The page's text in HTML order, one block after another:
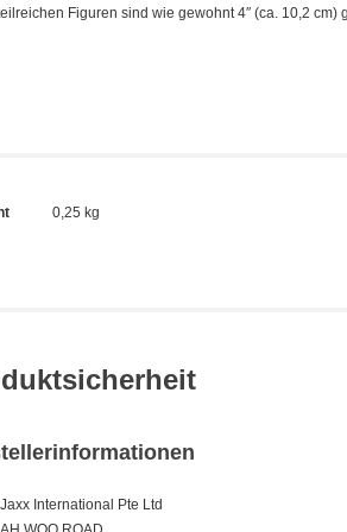
Figuren sind wie gewohnt 4″ (ca. 10,2 cm)
0,25 kg
International Pte Ltd